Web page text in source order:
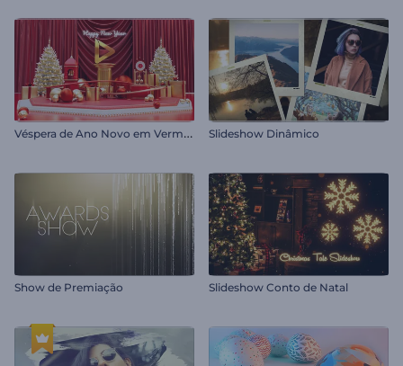
V
éspera de Ano Novo em Vermelho Slideshow Dinâmico
Show de Premiação Slideshow Conto de Natal